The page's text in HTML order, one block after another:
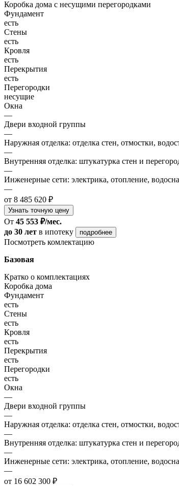
Коробка дома с несущими перегородками
Фундамент
есть
Стены
есть
Кровля
есть
Перекрытия
есть
Перегородки
несущие
Окна
—
Двери входной группы
—
Наружная отделка: отделка стен, отмостки,
—
Внутренняя отделка: штукатурка стен и
—
Инженерные сети: электрика, отопление,
—
от 8 485 620 ₽
Узнать точную цену
От 45 553 ₽/мес.
до 30 лет в ипотеку подробнее
Посмотреть комлектацию
Базовая
Кратко о комплектациях
Коробка дома
Фундамент
есть
Стены
есть
Кровля
есть
Перекрытия
есть
Перегородки
есть
Окна
—
Двери входной группы
—
Наружная отделка: отделка стен, отмостки,
—
Внутренняя отделка: штукатурка стен и
—
Инженерные сети: электрика, отопление,
—
от 16 602 300 ₽